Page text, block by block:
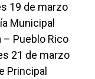
19 de marzo
Municipal
– Pueblo Rico
21 de marzo
Principal